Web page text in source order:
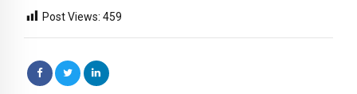
Post Views: 459